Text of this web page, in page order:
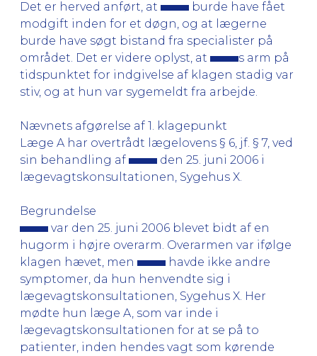
Det er herved anført, at
burde have fået
modgift inden for et døgn, og at lægerne
burde have søgt bistand fra specialister på
området. Det er videre oplyst, at
s arm på
tidspunktet for indgivelse af klagen stadig var
stiv, og at hun var sygemeldt fra arbejde.
Nævnets afgørelse af 1. klagepunkt
Læge A har overtrådt lægelovens § 6, jf. § 7, ved
sin behandling af
den 25. juni 2006 i
lægevagtskonsultationen, Sygehus X.
Begrundelse
var den 25. juni 2006 blevet bidt af en
hugorm i højre overarm. Overarmen var ifølge
klagen hævet, men
havde ikke andre
symptomer, da hun henvendte sig i
lægevagtskonsultationen, Sygehus X. Her
mødte hun læge A, som var inde i
lægevagtskonsultationen for at se på to
patienter, inden hendes vagt som kørende